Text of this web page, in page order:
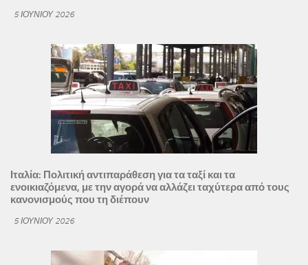
5 ΙΟΥΝΊΟΥ 2026
Ιταλία: Πολιτική αντιπαράθεση για τα ταξί και τα
ενοικιαζόμενα, με την αγορά να αλλάζει ταχύτερα από τους
κανονισμούς που τη διέπουν
5 ΙΟΥΝΊΟΥ 2026